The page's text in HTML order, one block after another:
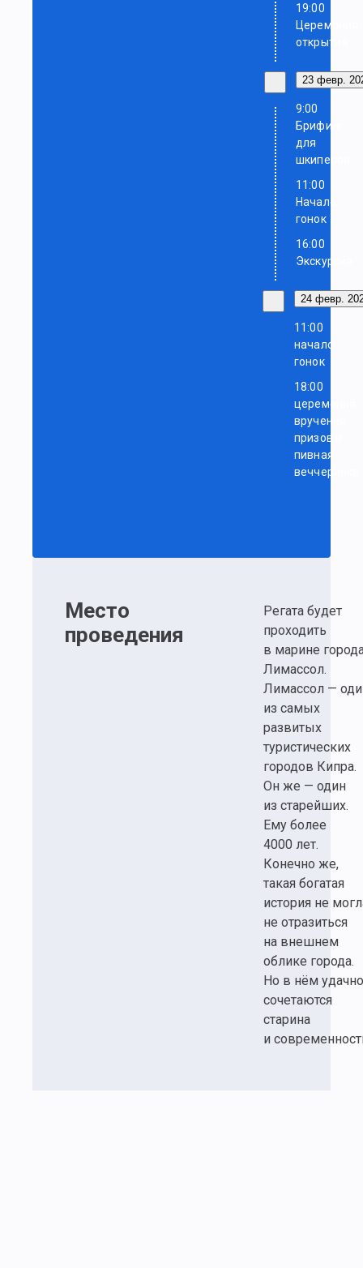
19:00
Церемония
открытия
23 февр.
9:00
Брифинг
для
шкиперов
11:00
Начало
гонок
16:00
Экскурсия
24 февр.
11:00
начало
гонок
18:00
церемония
вручения
призов и
пивная
веччеринка
Место
проведения
Регата будет
проходить
в марине
Лимассол.
Лимассол —
из самых
развитых
туристических
городов Кипра.
Он же — один
из старейших.
Ему более
4000 лет.
Конечно же,
такая богатая
история не
не отразиться
на внешнем
облике города.
Но в нём удачно
сочетаются
старина
и